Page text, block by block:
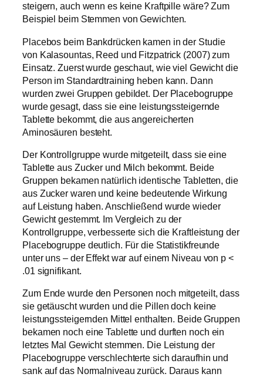
steigern, auch wenn es keine Kraftpille wäre? Zum
Beispiel beim Stemmen von Gewichten.
Placebos beim Bankdrücken kamen in der Studie
von Kalasountas, Reed und Fitzpatrick (2007) zum
Einsatz. Zuerst wurde geschaut, wie viel Gewicht die
Person im Standardtraining heben kann. Dann
wurden zwei Gruppen gebildet. Der Placebogruppe
wurde gesagt, dass sie eine leistungssteigernde
Tablette bekommt, die aus angereicherten
Aminosäuren besteht.
Der Kontrollgruppe wurde mitgeteilt, dass sie eine
Tablette aus Zucker und Milch bekommt. Beide
Gruppen bekamen natürlich identische Tabletten, die
aus Zucker waren und keine bedeutende Wirkung
auf Leistung haben. Anschließend wurde wieder
Gewicht gestemmt. Im Vergleich zu der
Kontrollgruppe, verbesserte sich die Kraftleistung der
Placebogruppe deutlich. Für die Statistikfreunde
unter uns – der Effekt war auf einem Niveau von p <
.01 signifikant.
Zum Ende wurde den Personen noch mitgeteilt, dass
sie getäuscht wurden und die Pillen doch keine
leistungssteigernden Mittel enthalten. Beide Gruppen
bekamen noch eine Tablette und durften noch ein
letztes Mal Gewicht stemmen. Die Leistung der
Placebogruppe verschlechterte sich daraufhin und
sank auf das Normalniveau zurück. Daraus kann